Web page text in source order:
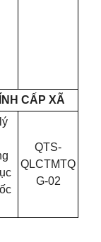
CẤP XÃ
QTS-
QLCTMTQ
G-02